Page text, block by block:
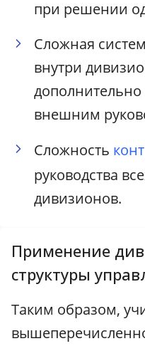
при решении
Сложная
внутри
дополнительно
внешним
Сложность
руководства
дивизионов.
Применение
структуры
Таким образом,